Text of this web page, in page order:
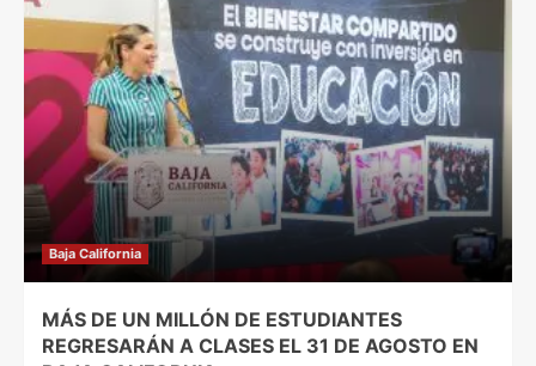
Baja California
MÁS DE UN MILLÓN DE ESTUDIANTES
REGRESARÁN A CLASES EL 31 DE AGOSTO EN